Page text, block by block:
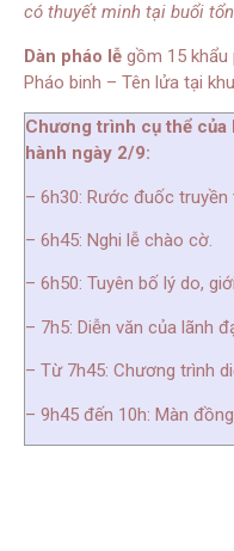
có thuyết minh tại buổi
Dàn pháo lễ gồm 15 khẩu
Pháo binh – Tên lửa tại
Chương trình cụ thể của
hành ngày 2/9:
– 6h30: Rước đuốc truyền
– 6h45: Nghi lễ chào cờ.
– 6h50: Tuyên bố lý do,
– 7h5: Diễn văn của lãnh
– Từ 7h45: Chương trình
– 9h45 đến 10h: Màn